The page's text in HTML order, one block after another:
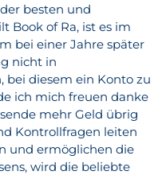
besten und
Book of Ra, ist es im
bei einer Jahre später
nicht in
bei diesem ein Konto zu
ich mich freuen danke
mehr Geld übrig
Kontrollfragen leiten
und ermöglichen die
wird die beliebte